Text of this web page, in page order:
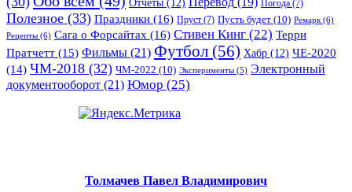
Погода (7)
Полезное (33) Праздники (16) Пруст (7) Пусть будет (10) Ремарк (6)
Рецепты (6) Сага о Форсайтах (16) Стивен Кинг (22) Терри
Пратчетт (15) Фильмы (21) Футбол (56) Хабр (12) ЧЕ-2020
(14) ЧМ-2018 (32) ЧМ-2022 (10) Эксперименты (5) Электронный
документооборот (21) Юмор (25)
Толмачев Павел Владимирович